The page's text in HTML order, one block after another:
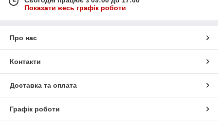
Показати весь графік роботи
Про нас
Контакти
Доставка та оплата
Графік роботи